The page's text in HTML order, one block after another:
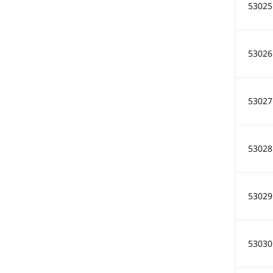
53025
53026
53027
53028
53029
53030